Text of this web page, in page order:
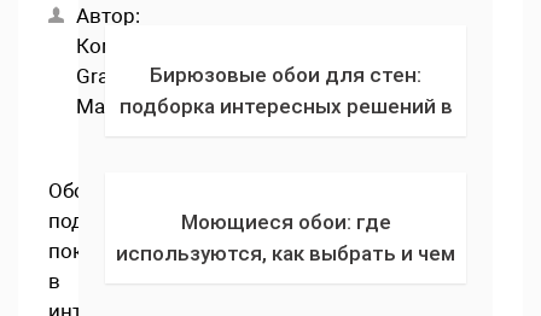
Автор:
Компания
Grand
Master
Обои
под
покраску
в
интерьере
комбинирования в спальне двух и
Бирюзовые обои для стен:
подборка интересных решений в
Моющиеся обои: где
используются, как выбрать и чем